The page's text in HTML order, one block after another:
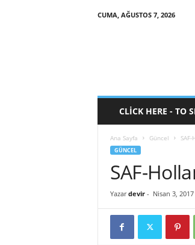
CUMA, AĞUSTOS 7, 2026
CLICK HERE - TO
Ana Sayfa Güncel
GÜNCEL
SAF-
Yazar devir- Nisan 3, 2017